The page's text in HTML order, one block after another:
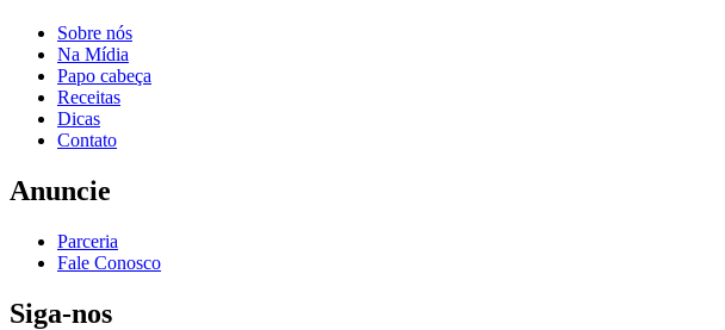
Sobre nós
Na Mídia
Papo cabeça
Receitas
Dicas
Contato
Anuncie
Parceria
Fale Conosco
Siga-nos